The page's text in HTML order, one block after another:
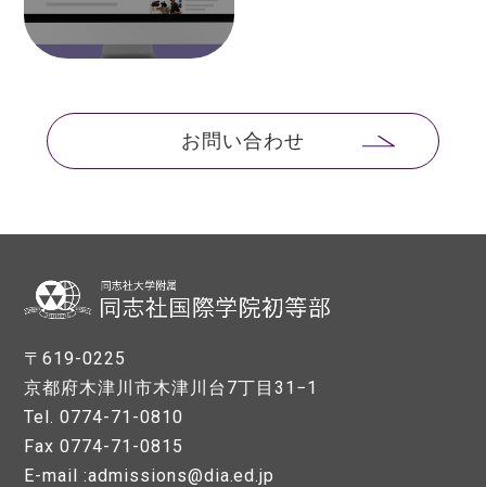
お問い合わせ
〒619-0225
京都府木津川市木津川台7丁目31−1
Tel. 0774-71-0810
Fax 0774-71-0815
E-mail :admissions@dia.ed.jp